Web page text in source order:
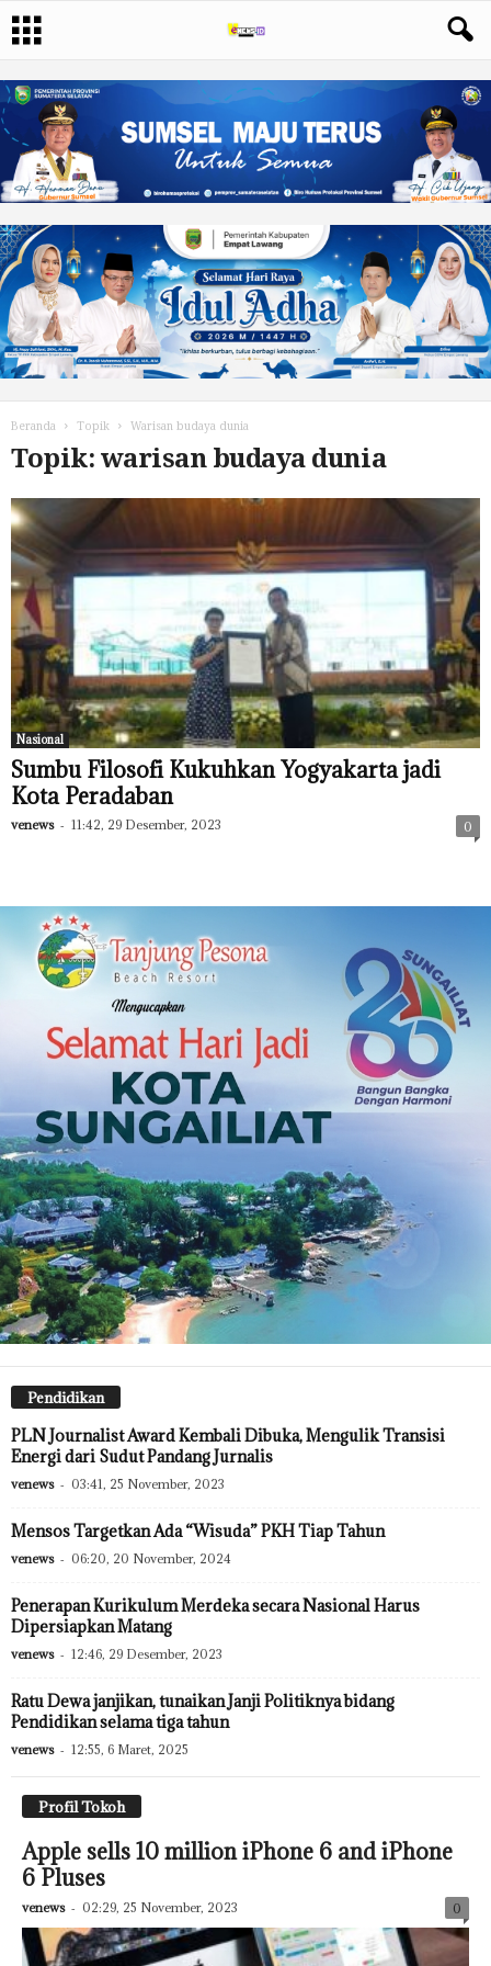
Beranda Topik Warisan budaya dunia
Topik: warisan budaya dunia
Nasional
Sumbu Filosofi Kukuhkan Yogyakarta jadi
Kota Peradaban
venews - 11:42, 29 Desember, 2023 0
Pendidikan
PLN Journalist Award Kembali Dibuka, Mengulik Transisi
Energi dari Sudut Pandang Jurnalis
venews - 03:41, 25 November, 2023
Mensos Targetkan Ada “Wisuda” PKH Tiap Tahun
venews - 06:20, 20 November, 2024
Penerapan Kurikulum Merdeka secara Nasional Harus
Dipersiapkan Matang
venews - 12:46, 29 Desember, 2023
Ratu Dewa janjikan, tunaikan Janji Politiknya bidang
Pendidikan selama tiga tahun
venews - 12:55, 6 Maret, 2025
Profil Tokoh
Apple sells 10 million iPhone 6 and iPhone
6 Pluses
venews - 02:29, 25 November, 2023 0